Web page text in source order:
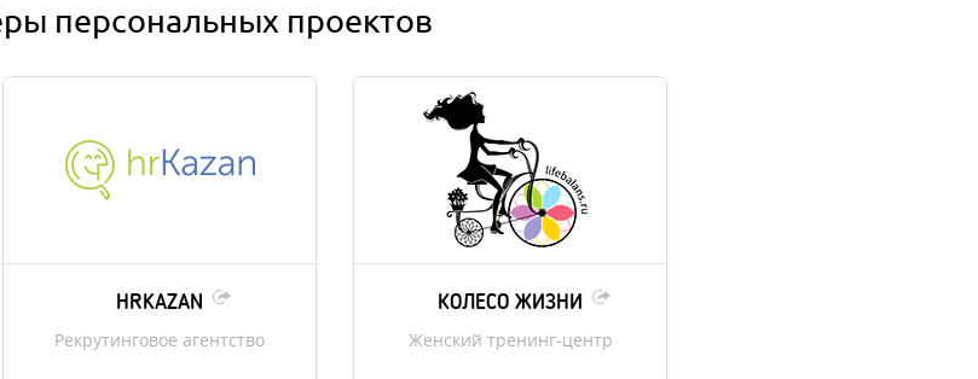
персональных проектов
HRKAZAN
Рекрутинговое агентство
КОЛЕСО ЖИЗНИ
Женский тренинг-центр